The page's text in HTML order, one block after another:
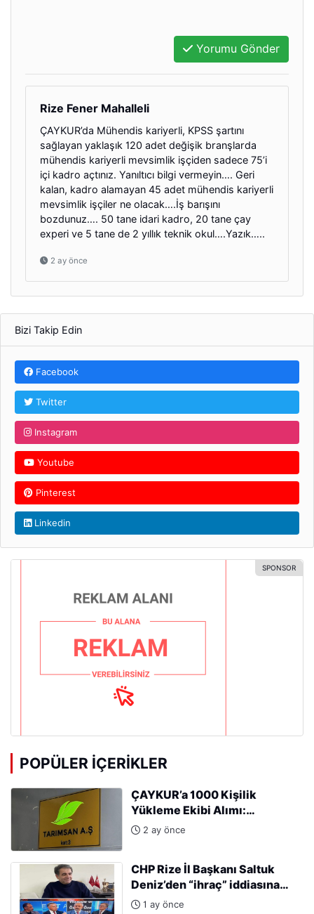
Yorumu Gönder
Rize Fener Mahalleli
ÇAYKUR’da Mühendis kariyerli, KPSS şartını
sağlayan yaklaşık 120 adet değişik branşlarda
mühendis kariyerli mevsimlik işçiden sadece 75’i
içi kadro açtınız. Yanıltıcı bilgi vermeyin…. Geri
kalan, kadro alamayan 45 adet mühendis kariyerli
mevsimlik işçiler ne olacak….İş barışını
bozdunuz…. 50 tane idari kadro, 20 tane çay
experi ve 5 tane de 2 yıllık teknik okul….Yazık…..
2 ay önce
Bizi Takip Edin
Facebook
Twitter
Instagram
Youtube
Pinterest
Linkedin
POPÜLER İÇERIKLER
ÇAYKUR’a 1000 Kişilik
Yükleme Ekibi Alımı:
Başvurular Başladı
2 ay önce
CHP Rize İl Başkanı Saltuk
Deniz’den “ihraç” iddiasına
sert tepki: “Kararları Sinan
1 ay önce